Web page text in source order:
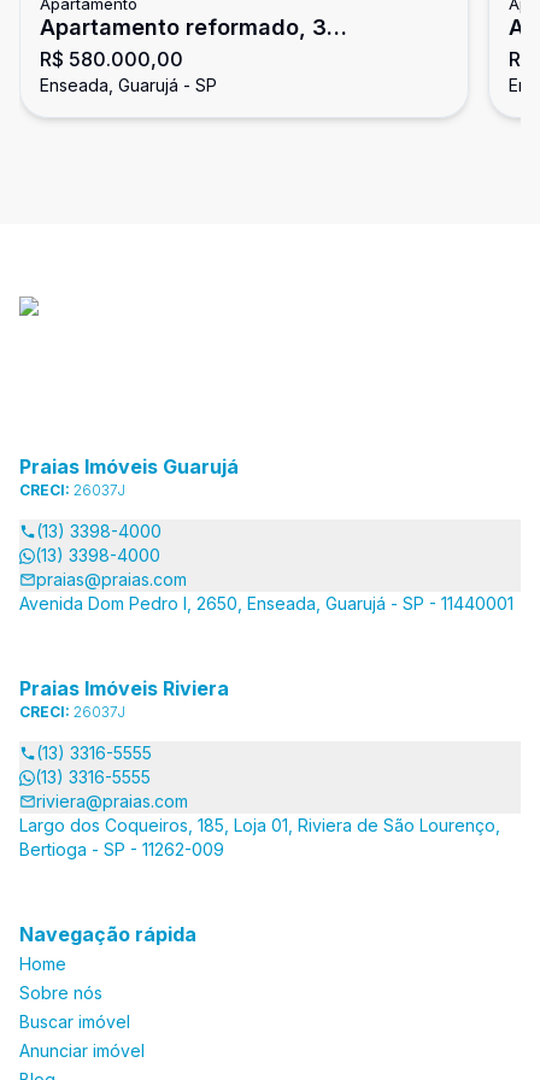
Apartamento reformado, 3
dormitórios, Enseada, Guarujá
R$ 580.000,00
Enseada, Guarujá - SP
Praias Imóveis Guarujá
CRECI: 26037J
(13) 3398-4000
(13) 3398-4000
praias@praias.com
Avenida Dom Pedro I, 2650, Enseada, Guarujá - SP - 11440001
Praias Imóveis Riviera
CRECI: 26037J
(13) 3316-5555
(13) 3316-5555
riviera@praias.com
Largo dos Coqueiros, 185, Loja 01, Riviera de São Lourenço,
Bertioga - SP - 11262-009
Navegação rápida
Home
Sobre nós
Buscar imóvel
Anunciar imóvel